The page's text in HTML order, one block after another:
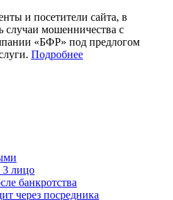
и посетители сайта, в
случаи мошенничества с
«БФР» под предлогом
Подробнее
3 лицо
банкротства
через посредника